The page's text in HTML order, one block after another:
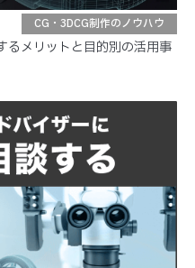
CG・3DCG制作のノウハウ
るメリットと目的別の活用事